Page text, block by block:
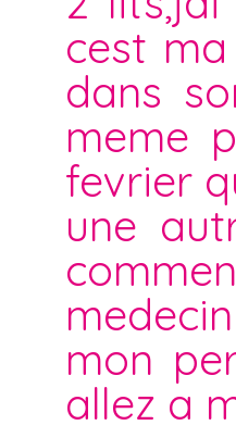
cest
dans
meme
fevrier
une
mon
allez a